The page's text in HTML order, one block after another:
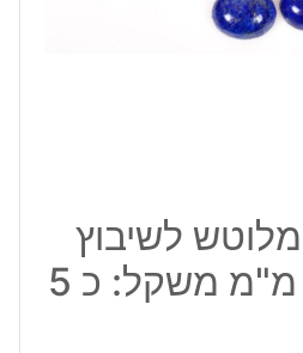
לשיבוץ
מידה: 14*11 מ"מ משקל: כ 5